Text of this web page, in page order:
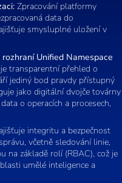
Zpracování platformy
data do
smysluplné uložení v
Unified Namespace
transparentní přehled o
jediný bod pravdy přístupný
jako digitální dvojče továrny
o operacích a procesech,
integritu a bezpečnost
včetně sledování linie,
na základě rolí (RBAC), což je
umělé inteligence a